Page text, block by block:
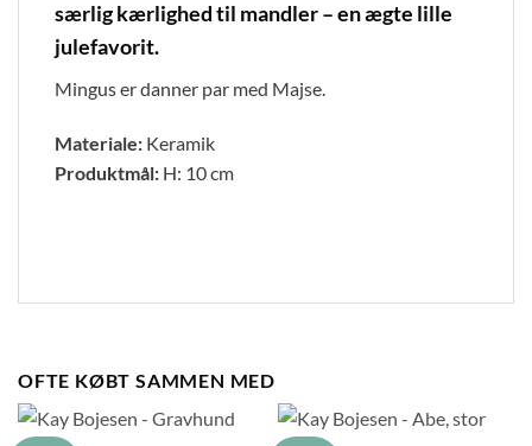
særlig kærlighed til mandler – en ægte lille
julefavorit.
Mingus er danner par med Majse.
Materiale: Keramik
Produktmål: H: 10 cm
OFTE KØBT SAMMEN MED